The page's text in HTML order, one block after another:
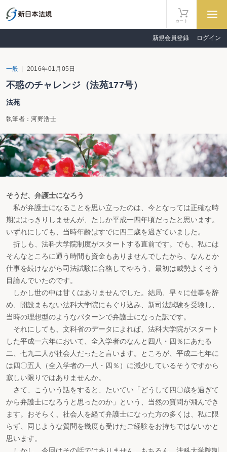
カート
新規会員登録 ログイン
一般 2016年01月05日
不惑のチャレンジ（法苑177号）
法苑
執筆者：河野浩士
そうだ、弁護士になろう
私が弁護士になることを思い立ったのは、今となっては正確な時
期ははっきりしませんが、たしか平成一四年頃だったと思います。
いずれにしても、当時年齢はすでに四二歳を過ぎていました。
折しも、法科大学院制度がスタートする直前です。でも、私には
そんなところに通う時間も資金もありませんでしたから、なんとか
仕事を続けながら司法試験に合格してやろう、最初は威勢よくそう
目論んでいたのです。
しかし世の中は甘くはありませんでした。結局、早々に仕事を辞
め、開設まもない法科大学院にもぐり込み、新司法試験を受験し、
当時の理想型のようなパターンで弁護士になった訳です。
それにしても、文科省のデータによれば、法科大学院がスタート
した平成一六年において、全入学者のなんと四八・四％にあたる
二、七九二人が社会人だったと言います。ところが、平成二七年に
は四〇五人（全入学者の一八・四％）に減少しているそうですから
寂しい限りではありませんか。
さて、こういう話をすると、たいてい「どうして四〇歳を過ぎて
から弁護士になろうと思ったのか」という、当然の質問が飛んでき
ます。おそらく、社会人を経て弁護士になった方の多くは、私に限
らず、同じような質問を幾度も受けたご経験をお持ちではないかと
思います。